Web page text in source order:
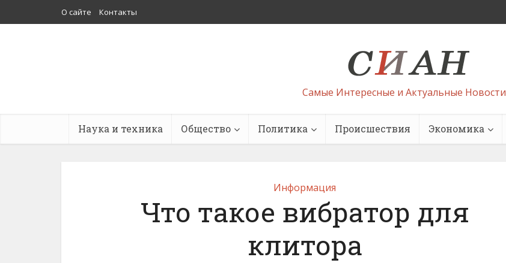
О сайте Контакты
Самые Интересные и Актуальные Новости
Наука и техника Общество Политика Происшествия Экономика
Информация
Что такое вибратор для
клитора